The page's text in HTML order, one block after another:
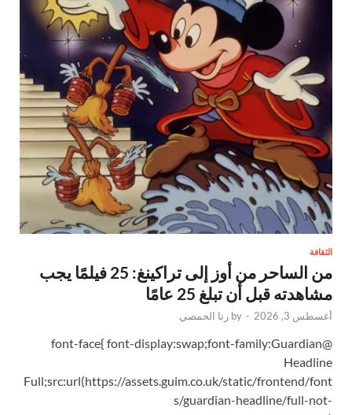
الثقافة
من الساحر من أوز إلى تراكينغ: 25 فيلمًا يجب
مشاهدته قبل أن تبلغ 25 عامًا
أغسطس 3, 2026 -
by رنا الحمصي
@font-face{ font-display:swap;font-family:Guardian
Headline
Full;src:url(https://assets.guim.co.uk/static/frontend/font
s/guardian-headline/full-not-